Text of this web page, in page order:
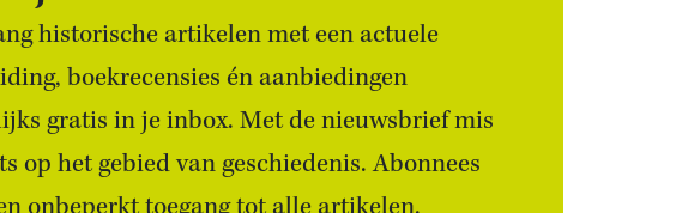
historische artikelen met een actuele
boekrecensies én aanbiedingen
gratis in je inbox. Met de nieuwsbrief mis
op het gebied van geschiedenis. Abonnees